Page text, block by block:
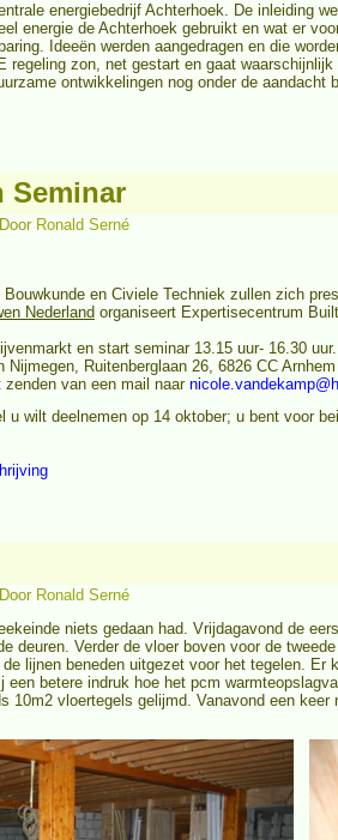
energiebedrijf Achterhoek. De inleiding
energie de Achterhoek gebruikt en wat er
Ideeën werden aangedragen en die
regeling zon, net gestart en gaat
ontwikkelingen nog onder de
Seminar
Door Ronald Serné
en Civiele Techniek zullen zich
Nederland organiseert Expertisecentrum
en start seminar 13.15 uur- 16.30 uur.
Ruitenberglaan 26, 6826 CC Arnhem
zenden van een mail naar
u wilt deelnemen op 14 oktober; u bent voor
Door Ronald Serné
niets gedaan had. Vrijdagavond de
deuren. Verder de vloer boven voor de
lijnen beneden uitgezet voor het tegelen.
een betere indruk hoe het pcm
10m2 vloertegels gelijmd. Vanavond een keer